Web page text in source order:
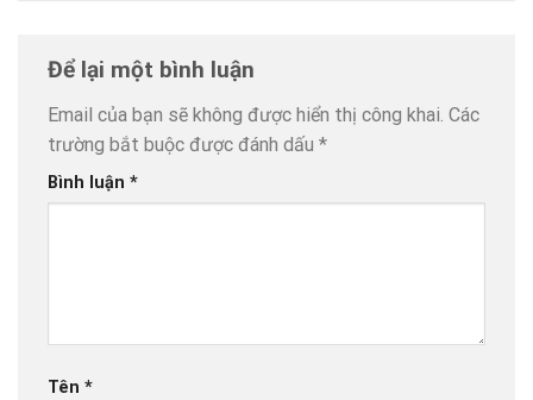
Để lại một bình luận
Email của bạn sẽ không được hiển thị công khai. Các
trường bắt buộc được đánh dấu *
Bình luận *
Tên *